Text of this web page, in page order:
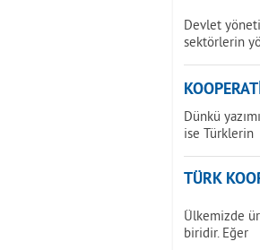
Devlet
sektörlerin
Dünkü
ise Türklerin
TÜRK
Ülkemizde
biridir. Eğer